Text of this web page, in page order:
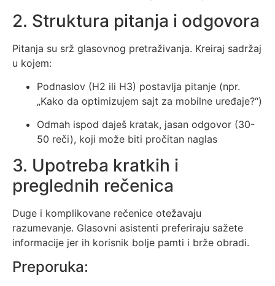
2. Struktura pitanja i odgovora
Pitanja su srž glasovnog pretraživanja. Kreiraj sadržaj
u kojem:
Podnaslov (H2 ili H3) postavlja pitanje (npr.
„Kako da optimizujem sajt za mobilne uređaje?“)
Odmah ispod daješ kratak, jasan odgovor (30-
50 reči), koji može biti pročitan naglas
3. Upotreba kratkih i
preglednih rečenica
Duge i komplikovane rečenice otežavaju
razumevanje. Glasovni asistenti preferiraju sažete
informacije jer ih korisnik bolje pamti i brže obradi.
Preporuka: